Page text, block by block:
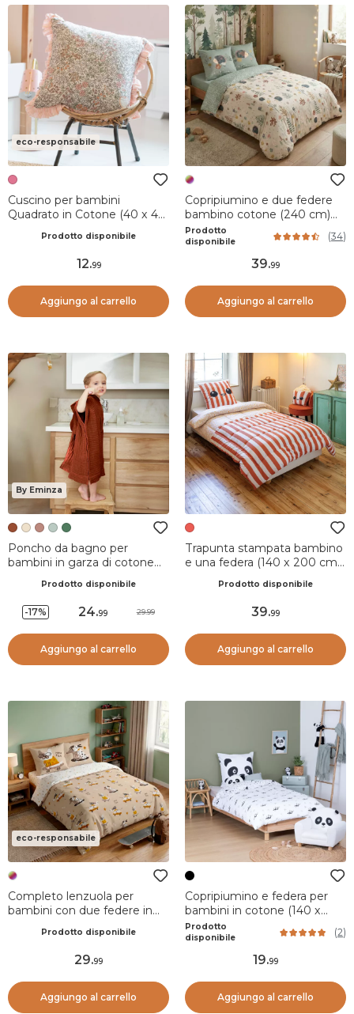
eco-responsabile
Cuscino per bambini
Quadrato in Cotone (40 x 40
Prodotto disponibile
12.99
Aggiungo al carrello
Copripiumino e due federe
bambino cotone (240 cm)
Polisson Multicolore
Prodotto
disponibile
(34)
39.99
Aggiungo al carrello
By Eminza
Poncho da bagno per
bambini in garza di cotone
Prodotto disponibile
-17% 24.99 29.99
Aggiungo al carrello
Trapunta stampata bambino
e una federa (140 x 200 cm)
Prodotto disponibile
39.99
Aggiungo al carrello
eco-responsabile
Completo lenzuola per
bambini con due federe in
Isidore Multicolore
Prodotto disponibile
29.99
Aggiungo al carrello
Copripiumino e federa per
bambini in cotone (140 x
200 cm) Panda Nero
Prodotto
disponibile
(2)
19.99
Aggiungo al carrello